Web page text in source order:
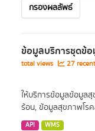
กรองผลลัพธ์
ข้อมูลบริการชุดข้
total views
27
ให้บริการข้อมูลข้อมูล
ร้อน, ข้อมูลสุขภาพโร
API WMS